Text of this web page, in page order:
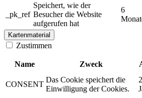
_pk_ref
Speichert, wie der
Besucher die Website
aufgerufen hat
6
Kartenmaterial
Zustimmen
Name Zweck
CONSENT
Das Cookie speichert die
Einwilligung der Cookies.